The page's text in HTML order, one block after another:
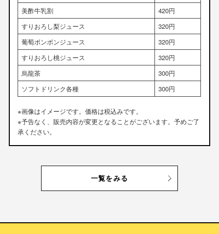
美酢牛乳割
420円
すりおろし梨ジュース
320円
葡萄ボンボンジュース
320円
すりおろし桃ジュース
320円
烏龍茶
300円
ソフトドリンク各種
300円
※画像はイメージです。価格は税込みです。
※予告なく、販売内容が変更となることがございます。予めご了
承ください。
一覧をみる